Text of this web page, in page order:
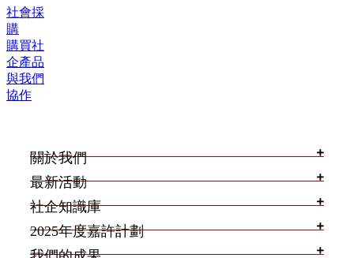
社會採
購
購買社
企產品
與我們
協作
關於我們
最新活動
社企知識庫
2025年度嘉許計劃